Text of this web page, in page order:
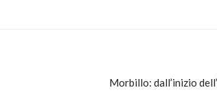
Morbillo: dall’inizio